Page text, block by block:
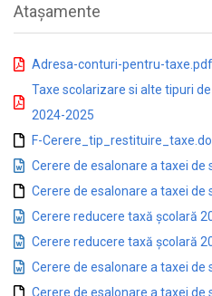
Atașamente
Adresa-conturi-pentru-taxe.pdf
Taxe scolarizare si alte tipuri
2024-2025
F-
Cerere de esalonare a taxei de
Cerere de esalonare a taxei de
Cerere reducere taxă școlară
Cerere reducere taxă școlară
Cerere de esalonare a taxei de
Cerere de esalonare a taxei de